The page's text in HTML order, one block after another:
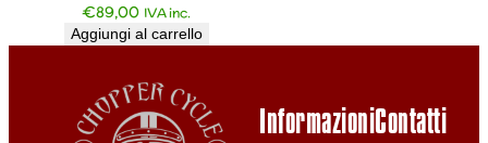
€89,00 IVA inc.
Aggiungi al carrello
InformazioniContatti